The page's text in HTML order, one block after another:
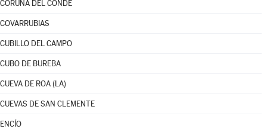
CORUÑA DEL CONDE
COVARRUBIAS
CUBILLO DEL CAMPO
CUBO DE BUREBA
CUEVA DE ROA (LA)
CUEVAS DE SAN CLEMENTE
ENCÍO